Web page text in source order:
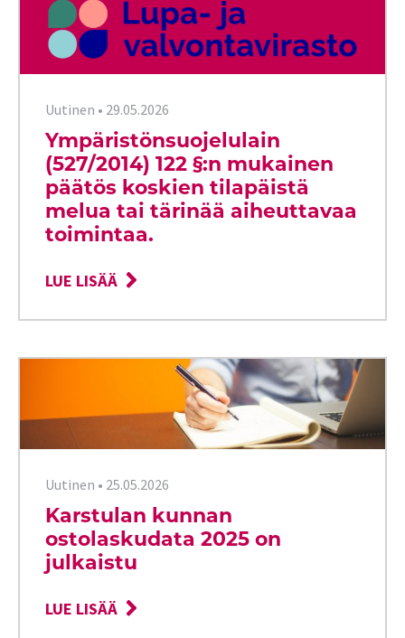
Uutinen • 29.05.2026
Ympäristönsuojelulain
(527/2014) 122 §:n mukainen
päätös koskien tilapäistä
melua tai tärinää aiheuttavaa
toimintaa.
LUE LISÄÄ
Uutinen • 25.05.2026
Karstulan kunnan
ostolaskudata 2025 on
julkaistu
LUE LISÄÄ